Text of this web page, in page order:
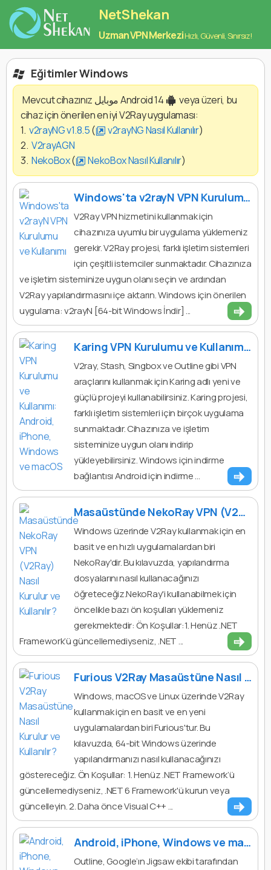
NetShekan
Uzman VPN MerkeziHızlı, Güvenli, Sınırsız!
Eğitimler‌ Windows
Mevcut cihazınız موبایل Android 14
veya üzeri, bu
cihaz için önerilen en iyi V2Ray uygulaması:
1. v2rayNG v1.8.5( v2rayNG Nasıl Kullanılır)
2. V2rayAGN
3. NekoBox( NekoBox Nasıl Kullanılır)
Windows'ta v2rayN VPN Kurulumu ve Kullanımı
V2Ray VPN hizmetini kullanmak için
cihazınıza uyumlu bir uygulama yüklemeniz
gerekir. V2Ray projesi, farklı işletim sistemleri
için çeşitli istemciler sunmaktadır. Cihazınıza
ve işletim sisteminize uygun olanı seçin ve ardından
V2Ray yapılandırmasını içe aktarın. Windows için önerilen
uygulama: v2rayN [64-bit Windows İndir] ...
Karing VPN Kurulumu ve Kullanımı: Android, iPhone, Windows ve macOS
V2ray, Stash, Singbox ve Outline gibi VPN
araçlarını kullanmak için Karing adlı yeni ve
güçlü projeyi kullanabilirsiniz. Karing projesi,
farklı işletim sistemleri için birçok uygulama
sunmaktadır. Cihazınıza ve işletim
sisteminize uygun olanı indirip
yükleyebilirsiniz. Windows için indirme
bağlantısı Android için indirme ...
Masaüstünde NekoRay VPN (V2Ray) Nasıl Kurulur ve Kullanılır?
Windows üzerinde V2Ray kullanmak için en
basit ve en hızlı uygulamalardan biri
NekoRay'dir. Bu kılavuzda, yapılandırma
dosyalarını nasıl kullanacağınızı
öğreteceğiz.NekoRay'i kullanabilmek için
öncelikle bazı ön koşulları yüklemeniz
gerekmektedir: Ön Koşullar:1. Henüz .NET
Framework’ü güncellemediyseniz, .NET ...
Furious V2Ray Masaüstüne Nasıl Kurulur ve Kullanılır?
Windows, macOS ve Linux üzerinde V2Ray
kullanmak için en basit ve en yeni
uygulamalardan biri Furious'tur. Bu
kılavuzda, 64-bit Windows üzerinde
yapılandırmanızı nasıl kullanacağınızı
göstereceğiz. Ön Koşullar: 1. Henüz .NET Framework’ü
güncellemediyseniz, .NET 6 Framework'ü kurun veya
güncelleyin. 2. Daha önce Visual C++ ...
Android, iPhone, Windows ve macOS’ta Outline VPN Nasıl Kullanılır?
Outline, Google’ın Jigsaw ekibi tarafından